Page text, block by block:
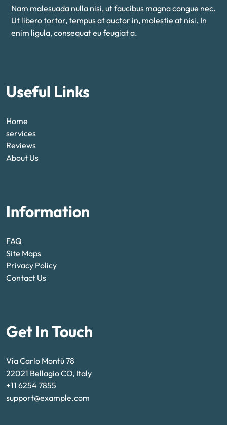
Nam malesuada nulla nisi, ut faucibus magna congue nec.
Ut libero tortor, tempus at auctor in, molestie at nisi. In
enim ligula, consequat eu feugiat a.
Useful Links
Home
services
Reviews
About Us
Information
FAQ
Site Maps
Privacy Policy
Contact Us
Get In Touch
Via Carlo Montù 78
22021 Bellagio CO, Italy
+11 6254 7855
support@example.com